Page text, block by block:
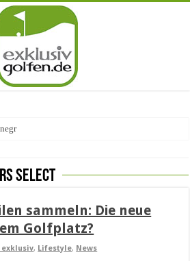
Select
sammeln: Die neue
Golfplatz?
exklusiv, Lifestyle, News